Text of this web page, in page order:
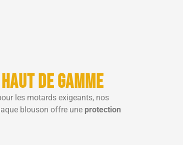
de gamme
les motards exigeants, nos
blouson offre une protection